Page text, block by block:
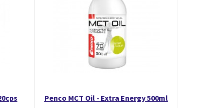
Penco MCT Oil - Extra Energy 500ml